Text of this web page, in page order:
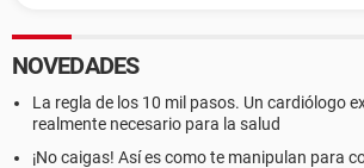
NOVEDADES
La regla de los 10 mil pasos. Un cardiólogo
realmente necesario para la salud
¡No caigas! Así es como te manipulan para